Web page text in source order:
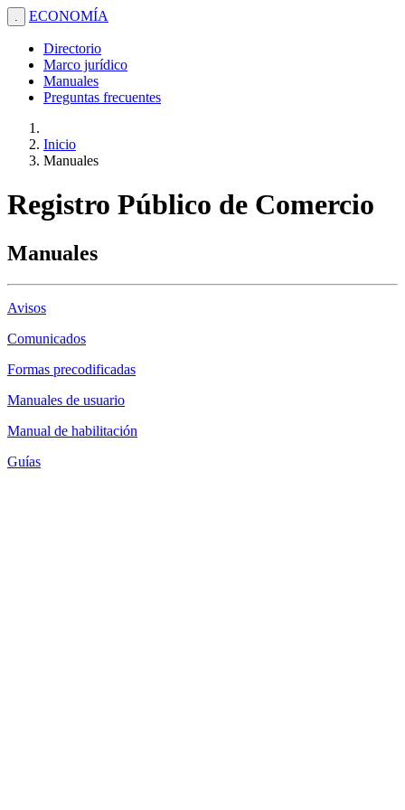
. ECONOMÍA
Directorio
Marco jurídico
Manuales
Preguntas frecuentes
Inicio
Manuales
Registro Público de Comercio
Manuales
Avisos
Comunicados
Formas precodificadas
Manuales de usuario
Manual de habilitación
Guías